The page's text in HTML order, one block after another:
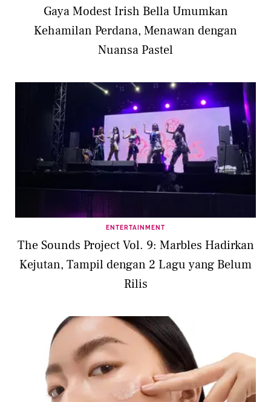
Gaya Modest Irish Bella Umumkan
Kehamilan Perdana, Menawan dengan
Nuansa Pastel
ENTERTAINMENT
The Sounds Project Vol. 9: Marbles Hadirkan
Kejutan, Tampil dengan 2 Lagu yang Belum
Rilis